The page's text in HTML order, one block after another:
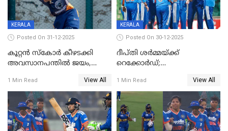
KERALA
Posted On 31-12-2025
കൂറ്റൻ സ്കോർ കീഴടക്കി
അവസാനപന്തിൽ ജയം,
1 Min Read View All
KERALA
Posted On 30-12-2025
ദീപ്തി ശർമ്മയ്ക്ക്
റെക്കോർഡ്;
ടി20 പരമ്പര തൂത്തുവാരി
ഇന്ത്യ
1 Min Read View All